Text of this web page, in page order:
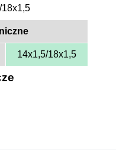
14x1,5/18x1,5